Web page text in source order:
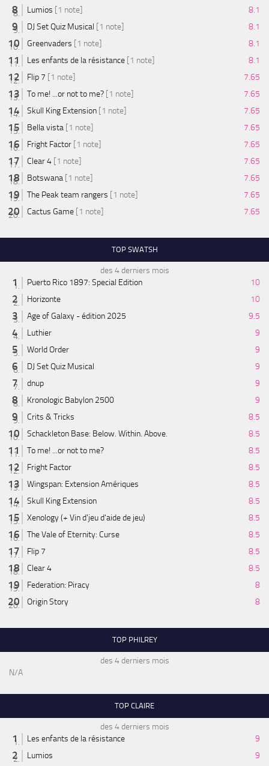
Lumios [1 note]
8.1
DJ Set Quiz Musical [1 note]
8.1
Greenvaders [1 note]
8.1
Les enfants de la résistance [1 note]
8.1
Flip 7 [1 note]
7.65
To me! ...or not to me? [1 note]
7.65
Skull King Extension [1 note]
7.65
Bella vista [1 note]
7.65
Fright Factor [1 note]
7.65
Clear 4 [1 note]
7.65
Botswana [1 note]
7.65
The Peak team rangers [1 note]
7.65
Cactus Game [1 note] 7.65
TOP SWATSH
des 4 derniers mois
Puerto Rico 1897: Special Edition
10
Horizonte
10
Age of Galaxy - édition 2025
9.5
Luthier
9
World Order
9
DJ Set Quiz Musical
9
dnup
9
Kronologic Babylon 2500
9
Crits & Tricks
8.5
Schackleton Base: Below. Within. Above.
8.5
To me! ...or not to me?
8.5
Fright Factor
8.5
Wingspan: Extension Amériques
8.5
Skull King Extension
8.5
Xenology (+ Vin d'jeu d'aide de jeu)
8.5
The Vale of Eternity: Curse
8.5
Flip 7
8.5
Clear 4
8.5
Federation: Piracy
8
Origin Story
8
TOP PHILREY
des 4 derniers mois
N/A
TOP CLAIRE
des 4 derniers mois
Les enfants de la résistance
9
Lumios
9